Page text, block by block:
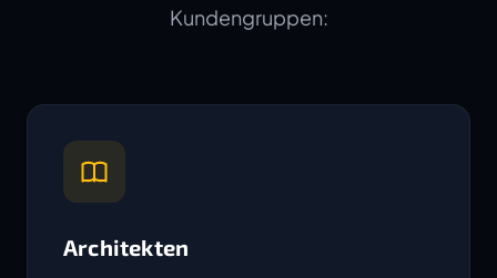
Kundengruppen:
Architekten